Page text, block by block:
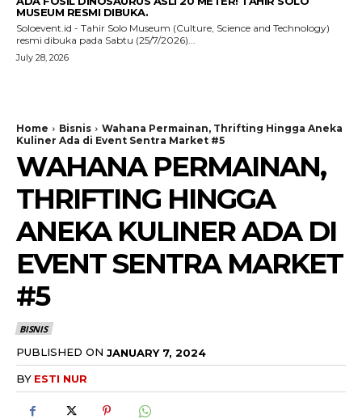
MUSEUM RESMI DIBUKA.
Soloevent.id - Tahir Solo Museum (Culture, Science and Technology)
resmi dibuka pada Sabtu (25/7/2026)...
July 28, 2026